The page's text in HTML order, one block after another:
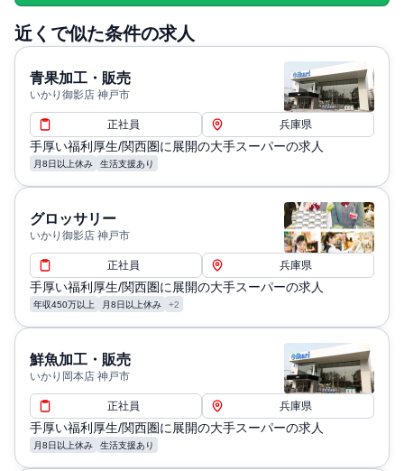
近くで似た条件の求人
青果加工・販売
いかり御影店 神戸市
正社員 兵庫県
手厚い福利厚生/関西圏に展開の大手スーパーの求人
月8日以上休み 生活支援あり
グロッサリー
いかり御影店 神戸市
正社員 兵庫県
手厚い福利厚生/関西圏に展開の大手スーパーの求人
年収450万以上 月8日以上休み +2
鮮魚加工・販売
いかり岡本店 神戸市
正社員 兵庫県
手厚い福利厚生/関西圏に展開の大手スーパーの求人
月8日以上休み 生活支援あり